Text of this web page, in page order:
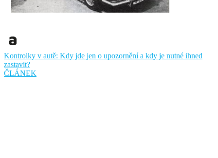
Kontrolky v autě: Kdy jde jen o upozornění a kdy je nutné ihned
zastavit?
ČLÁNEK